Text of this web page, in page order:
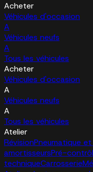
Acheter
Véhicules d'occasion
A
Véhicules neufs
A
Tous les véhicules
Acheter
Véhicules d'occasion
A
Véhicules neufs
A
Tous les véhicules
Atelier
RévisionPneumatique
amortisseursPré-
techniqueCarrosserie